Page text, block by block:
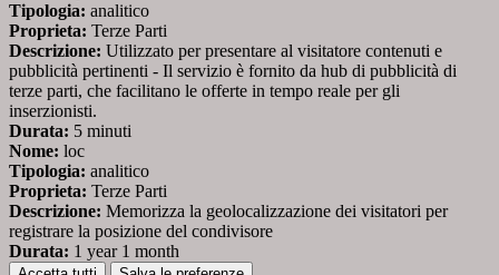
Tipologia: analitico
Proprieta: Terze Parti
Descrizione: Utilizzato per presentare al visitatore contenuti e
pubblicità pertinenti - Il servizio è fornito da hub di pubblicità di
terze parti, che facilitano le offerte in tempo reale per gli
inserzionisti.
Durata: 5 minuti
Nome: loc
Tipologia: analitico
Proprieta: Terze Parti
Descrizione: Memorizza la geolocalizzazione dei visitatori per
registrare la posizione del condivisore
Durata: 1 year 1 month